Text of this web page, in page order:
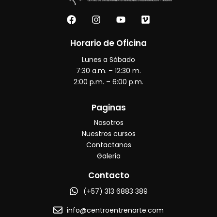
F
a
e
o
k
I
n
t
g
r
a
Y
o
t
b
e
V
i
e
Horario de Oficina
Lunes a Sábado
7:30 a.m. – 12:30 m.
2:00 p.m. – 6:00 p.m.
Paginas
Nosotros
Nuestros cursos
Contactanos
Galeria
Contacto
(+57) 313 6883 389
info@centroentrenarte.com